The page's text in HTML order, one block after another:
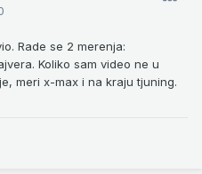
Rade se 2 merenja:
Koliko sam video ne u
meri x-max i na kraju tjuning.